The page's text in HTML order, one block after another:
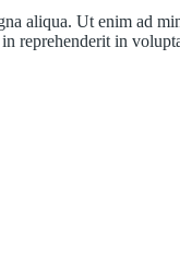
aliqua. Ut enim ad
reprehenderit in